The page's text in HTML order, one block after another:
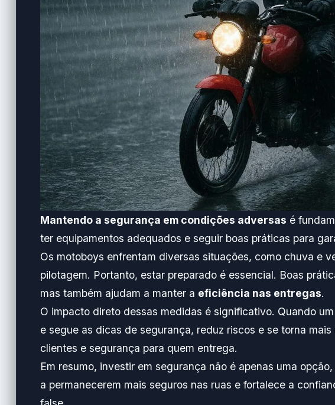
Mantendo a segurança em condições adversas é
ter equipamentos adequados e seguir boas práticas para
Os motoboys enfrentam diversas situações, como chuva e
pilotagem. Portanto, estar preparado é essencial. Boas
mas também ajudam a manter a eficiência nas entregas.
O impacto direto dessas medidas é significativo. Quando
e segue as dicas de segurança, reduz riscos e se torna
clientes e segurança para quem entrega.
Em resumo, investir em segurança não é apenas uma
a permanecerem mais seguros nas ruas e fortalece a